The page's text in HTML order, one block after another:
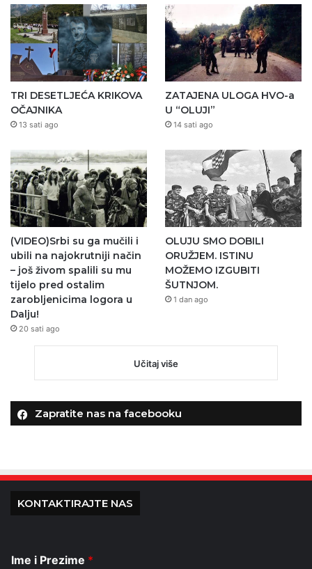
TRI DESETLJEĆA KRIKOVA
OČAJNIKA
13 sati ago
ZATAJENA ULOGA HVO-a
U “OLUJI”
14 sati ago
(VIDEO)Srbi su ga mučili i
ubili na najokrutniji način
– još živom spalili su mu
tijelo pred ostalim
zarobljenicima logora u
Dalju!
20 sati ago
OLUJU SMO DOBILI
ORUŽJEM. ISTINU
MOŽEMO IZGUBITI
ŠUTNJOM.
1 dan ago
Učitaj više
Zapratite nas na facebooku
KONTAKTIRAJTE NAS
Ime i Prezime *